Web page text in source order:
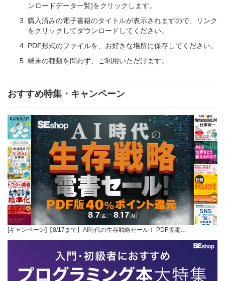
ンロードデータ一覧]をクリックします。
購入済みの電子書籍のタイトルが表示されますので、リンク
をクリックしてダウンロードしてください。
PDF形式のファイルを、お好きな場所に保存してください。
端末の種類を問わず、ご利用いただけます。
おすすめ特集・キャンペーン
[キャンペーン]【8/17まで】AI時代の生存戦略セール！ PDF版電…